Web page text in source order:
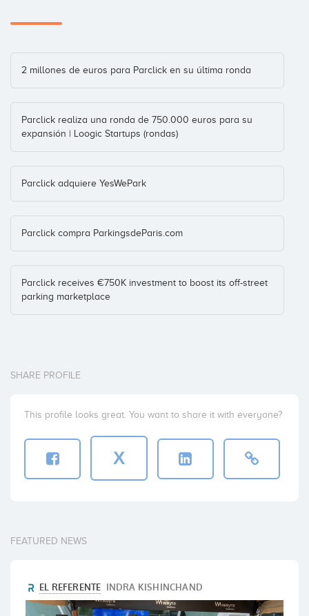
2 millones de euros para Parclick en su última ronda
Parclick realiza una ronda de 750.000 euros para su
expansión | Loogic Startups (rondas)
Parclick adquiere YesWePark
Parclick compra ParkingsdeParis.com
Parclick receives €750K investment to boost its off-street
parking marketplace
SHARE PROFILE
This profile looks great. You want to share it with everyone?
X
FEATURED NEWS